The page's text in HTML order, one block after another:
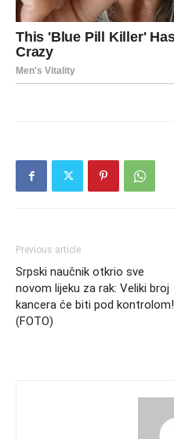
Previous article
Srpski naučnik otkrio sve
novom lijeku za rak: Veliki broj
kancera će biti pod kontrolom!
(FOTO)